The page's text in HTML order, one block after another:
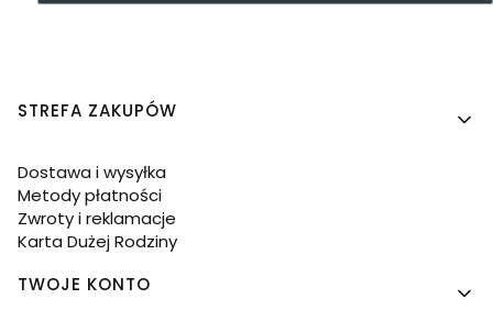
Linki w stopce
STREFA ZAKUPÓW
Dostawa i wysyłka
Metody płatności
Zwroty i reklamacje
Karta Dużej Rodziny
TWOJE KONTO